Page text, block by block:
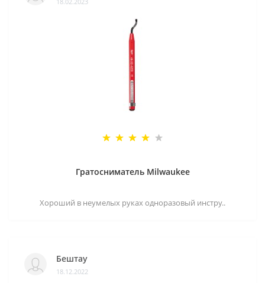
Гратосниматель Milwaukee
Хороший в неумелых руках одноразовый инстру..
Бештау
18.12.2022